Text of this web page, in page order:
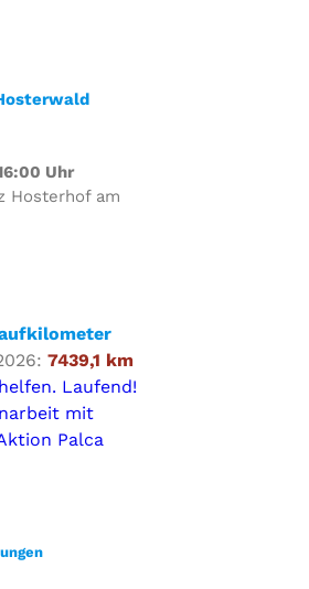
Uhr
Hosterhof am
7439,1 km
Laufend!
mit
Palca